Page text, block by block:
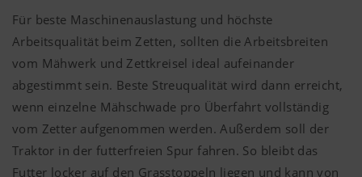
Für beste Maschinenauslastung und höchste
Arbeitsqualität beim Zetten, sollten die Arbeitsbreiten
vom Mähwerk und Zettkreisel ideal aufeinander
abgestimmt sein. Beste Streuqualität wird dann erreicht,
wenn einzelne Mähschwade pro Überfahrt vollständig
vom Zetter aufgenommen werden. Außerdem soll der
Traktor in der futterfreien Spur fahren. So bleibt das
Futter locker auf den Grasstoppeln liegen und kann von